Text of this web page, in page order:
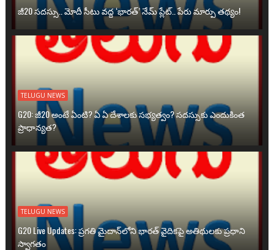
జీ20 సదస్సు.. మోదీ సీటు వద్ద ‘భారత్’ నేమ్ ప్లేట్‌.. పేరు మార్పు తథ్యం!
TELUGU NEWS
G20: జీ20 అంటే ఏంటి? ఏ ఏ దేశాలకు సభ్యత్వం? సదస్సుకు ఎందుకింత
ప్రాధాన్యత?
TELUGU NEWS
G20 Live Updates: ప్రగతి మైదాన్‌లోని భారత్ వైదికపై అతిథులకు ప్రధాని
స్వాగతం